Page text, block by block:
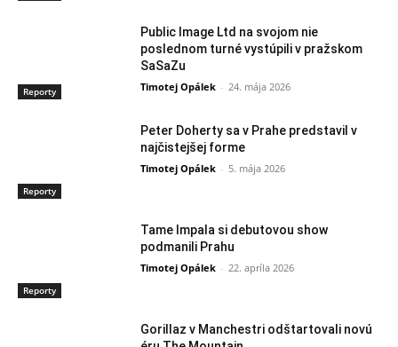
Reporty
Public Image Ltd na svojom nie
poslednom turné vystúpili v pražskom
SaSaZu
Timotej Opálek - 24. mája 2026
Reporty
Peter Doherty sa v Prahe predstavil v
najčistejšej forme
Timotej Opálek - 5. mája 2026
Reporty
Tame Impala si debutovou show
podmanili Prahu
Timotej Opálek - 22. apríla 2026
Gorillaz v Manchestri odštartovali novú